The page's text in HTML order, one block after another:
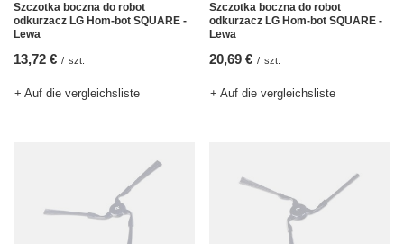
Szczotka boczna do robot
odkurzacz LG Hom-bot SQUARE -
Lewa
13,72 € / szt.
+ Auf die vergleichsliste
Szczotka boczna do robot
odkurzacz LG Hom-bot SQUARE -
Lewa
20,69 € / szt.
+ Auf die vergleichsliste